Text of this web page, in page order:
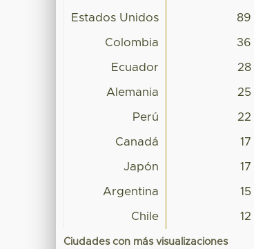
Estados Unidos 89
Colombia 36
Ecuador 28
Alemania 25
Perú 22
Canadá 17
Japón 17
Argentina 15
Chile 12
Ciudades con más visualizaciones